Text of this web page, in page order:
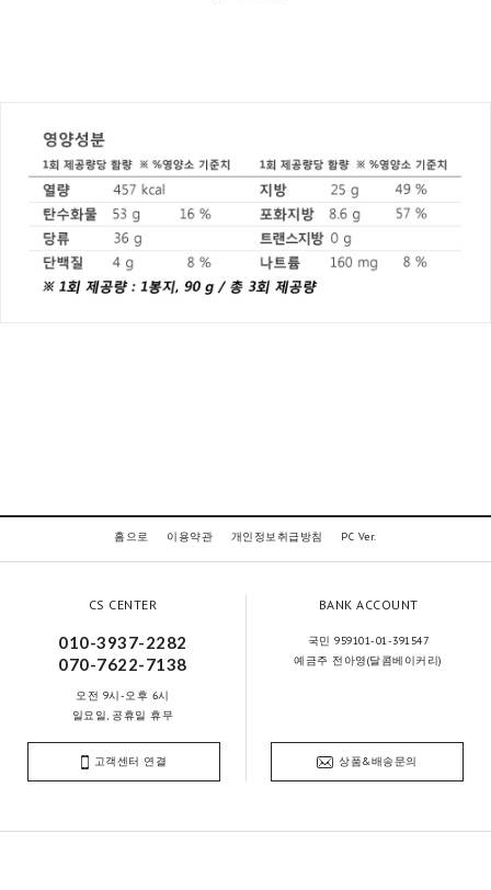
홈으로 이용약관 개인정보취급방침 PC Ver.
CS CENTER
010-3937-2282
070-7622-7138
오전 9시-오후 6시
일요일, 공휴일 휴무
BANK ACCOUNT
국민 959101-01-391547
예금주 전아영(달콤베이커리)
고객센터 연결 상품&배송문의